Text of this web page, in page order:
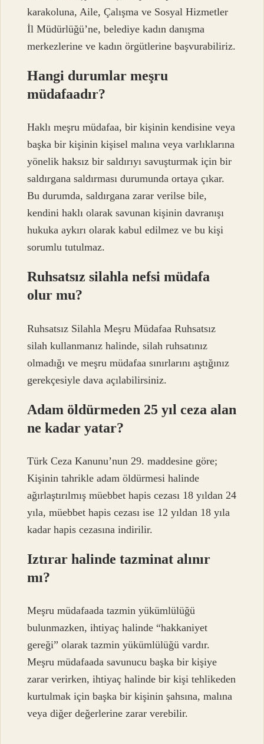
karakoluna, Aile, Çalışma ve Sosyal Hizmetler
İl Müdürlüğü’ne, belediye kadın danışma
merkezlerine ve kadın örgütlerine başvurabiliriz.
Hangi durumlar meşru
müdafaadır?
Haklı meşru müdafaa, bir kişinin kendisine veya
başka bir kişinin kişisel malına veya varlıklarına
yönelik haksız bir saldırıyı savuşturmak için bir
saldırgana saldırması durumunda ortaya çıkar.
Bu durumda, saldırgana zarar verilse bile,
kendini haklı olarak savunan kişinin davranışı
hukuka aykırı olarak kabul edilmez ve bu kişi
sorumlu tutulmaz.
Ruhsatsız silahla nefsi müdafa
olur mu?
Ruhsatsız Silahla Meşru Müdafaa Ruhsatsız
silah kullanmanız halinde, silah ruhsatınız
olmadığı ve meşru müdafaa sınırlarını aştığınız
gerekçesiyle dava açılabilirsiniz.
Adam öldürmeden 25 yıl ceza alan
ne kadar yatar?
Türk Ceza Kanunu’nun 29. maddesine göre;
Kişinin tahrikle adam öldürmesi halinde
ağırlaştırılmış müebbet hapis cezası 18 yıldan 24
yıla, müebbet hapis cezası ise 12 yıldan 18 yıla
kadar hapis cezasına indirilir.
Iztırar halinde tazminat alınır
mı?
Meşru müdafaada tazmin yükümlülüğü
bulunmazken, ihtiyaç halinde “hakkaniyet
gereği” olarak tazmin yükümlülüğü vardır.
Meşru müdafaada savunucu başka bir kişiye
zarar verirken, ihtiyaç halinde bir kişi tehlikeden
kurtulmak için başka bir kişinin şahsına, malına
veya diğer değerlerine zarar verebilir.